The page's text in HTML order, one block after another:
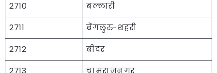
2710
बल्लारी
2711
बेंगलुरु-शहरी
2712
बीदर